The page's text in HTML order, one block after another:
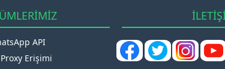
API
Erişimi